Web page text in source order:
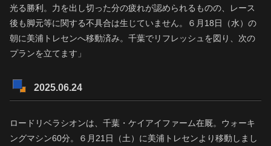
光る勝利。力を出し切った分の疲れが認められるものの、レース
後も脚元等に関する不具合は生じていません。６月18日（水）の
朝に美浦トレセンへ移動済み。千葉でリフレッシュを図り、次の
プランを立てます」
2025.06.24
ロードリベラシオンは、千葉・ケイアイファーム在厩。ウォーキ
ングマシン60分。６月21日（土）に美浦トレセンより移動しまし